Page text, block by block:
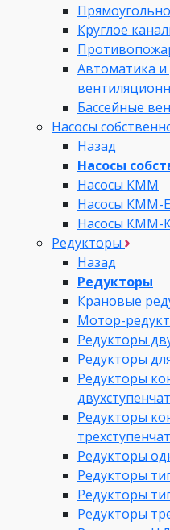
Круглое
Автоматика и
Бассейные
Насосы
Назад
Насосы
Насосы КММ
Насосы КММ-Е
Насосы КММ-
Редукторы
Назад
Редукторы
Крановые
Мотор-
Редукторы
Редукторы
Редукторы
Редукторы
Редукторы
Редукторы
Редукторы
Редукторы